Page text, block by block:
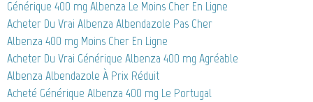
Générique 400 mg Albenza Le Moins Cher En Ligne
Acheter Du Vrai Albenza Albendazole Pas Cher
Albenza 400 mg Moins Cher En Ligne
Acheter Du Vrai Générique Albenza 400 mg Agréable
Albenza Albendazole À Prix Réduit
Acheté Générique Albenza 400 mg Le Portugal